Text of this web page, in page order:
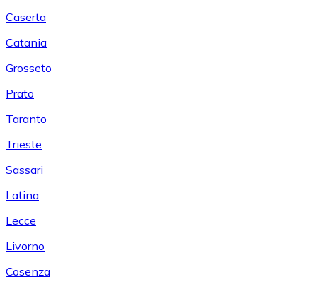
Caserta
Catania
Grosseto
Prato
Taranto
Trieste
Sassari
Latina
Lecce
Livorno
Cosenza